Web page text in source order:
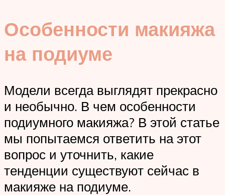
Особенности макияжа
на подиуме
Модели всегда выглядят прекрасно
и необычно. В чем особенности
подиумного макияжа? В этой статье
мы попытаемся ответить на этот
вопрос и уточнить, какие
тенденции существуют сейчас в
макияже на подиуме.